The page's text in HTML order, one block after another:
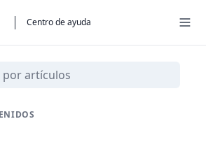
Centro de ayuda